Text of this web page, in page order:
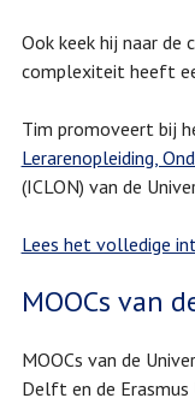
Ook keek hij naar de
complexiteit heeft
Tim promoveert bij
Lerarenopleiding,
(ICLON) van de
Lees het volledige
MOOCs van
MOOCs van de
Delft en de